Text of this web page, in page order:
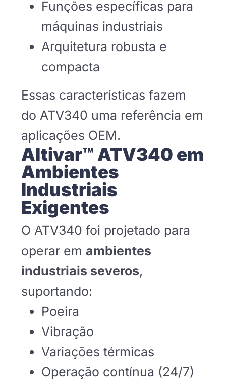
Funções específicas para
máquinas industriais
Arquitetura robusta e
compacta
Essas características fazem
do ATV340 uma referência em
aplicações OEM.
Altivar™ ATV340 em
Ambientes
Industriais
Exigentes
O ATV340 foi projetado para
operar emambientes
industriais severos,
suportando:
Poeira
Vibração
Variações térmicas
Operação contínua (24/7)